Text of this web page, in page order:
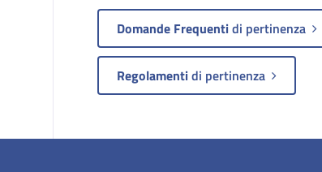
Domande Frequentidi pertinenza
Regolamentidi pertinenza